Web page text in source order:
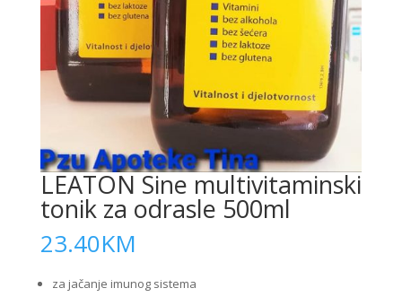
LEATON Sine multivitaminski
tonik za odrasle 500ml
23.40KM
za jačanje imunog sistema